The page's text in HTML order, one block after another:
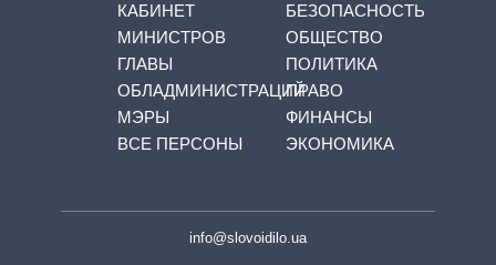
КАБИНЕТ
МИНИСТРОВ
ГЛАВЫ
ОБЛАДМИНИСТРАЦИЙ
МЭРЫ
ВСЕ ПЕРСОНЫ
БЕЗОПАСНОСТЬ
ОБЩЕСТВО
ПОЛИТИКА
ПРАВО
ФИНАНСЫ
ЭКОНОМИКА
info@slovoidilo.ua